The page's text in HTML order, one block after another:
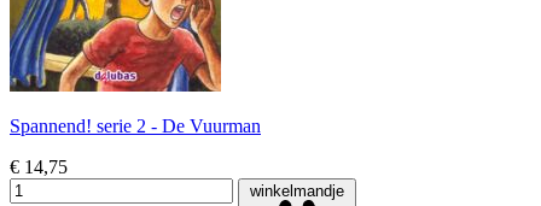
Spannend! serie 2 - De Vuurman
€ 14,75
winkelmandje